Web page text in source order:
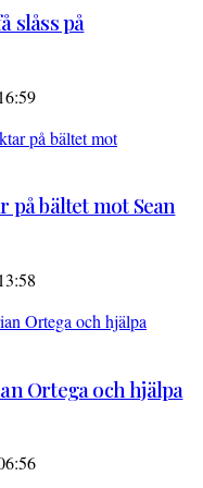
slåss på
på bältet mot Sean
Ortega och hjälpa